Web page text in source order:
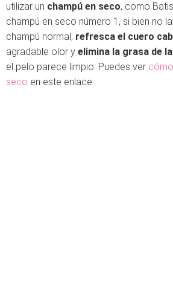
utilizar un champú en seco, como
champú en seco número 1, si bien no
champú normal, refresca el cuero
agradable olor y elimina la grasa de
el pelo parece limpio. Puedes ver
seco en este enlace.